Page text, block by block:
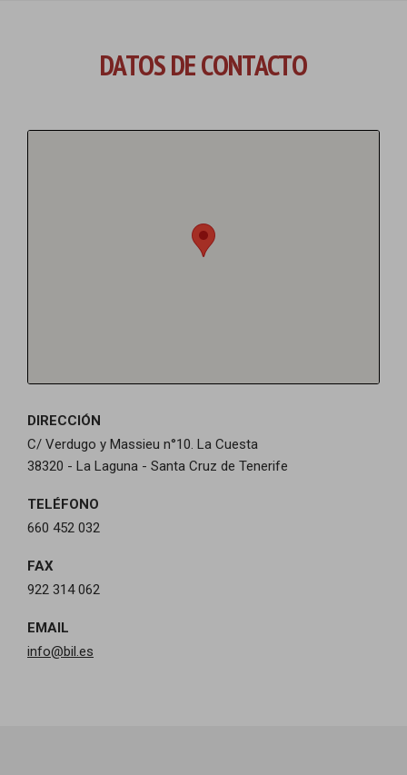
DATOS DE CONTACTO
DIRECCIÓN
C/ Verdugo y Massieu n°10. La Cuesta
38320 - La Laguna - Santa Cruz de Tenerife
TELÉFONO
660 452 032
FAX
922 314 062
EMAIL
info@bil.es